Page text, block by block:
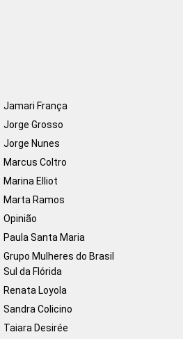
Jamari França
Jorge Grosso
Jorge Nunes
Marcus Coltro
Marina Elliot
Marta Ramos
Opinião
Paula Santa Maria
Grupo Mulheres do Brasil
Sul da Flórida
Renata Loyola
Sandra Colicino
Taiara Desirée